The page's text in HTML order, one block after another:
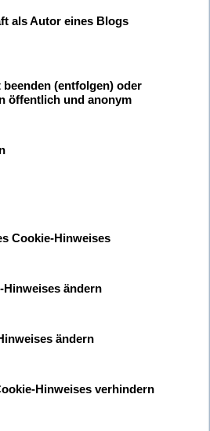
als Autor eines Blogs
(entfolgen) oder
öffentlich und anonym
Cookie-Hinweises
Hinweises ändern
ändern
Hinweises verhindern